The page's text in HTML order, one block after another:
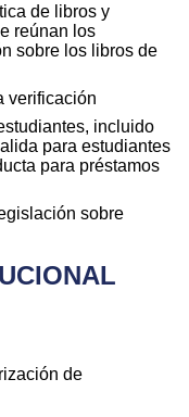
de libros y
reúnan los
sobre los libros de
verificación
incluido
para estudiantes
para préstamos
sobre
de